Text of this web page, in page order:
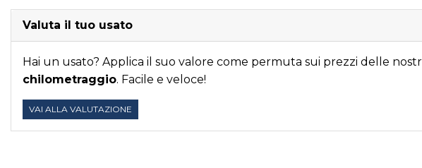
Valuta il tuo usato
Hai un usato? Applica il suo valore come permuta sui prezzi delle
chilometraggio. Facile e veloce!
VAI ALLA VALUTAZIONE